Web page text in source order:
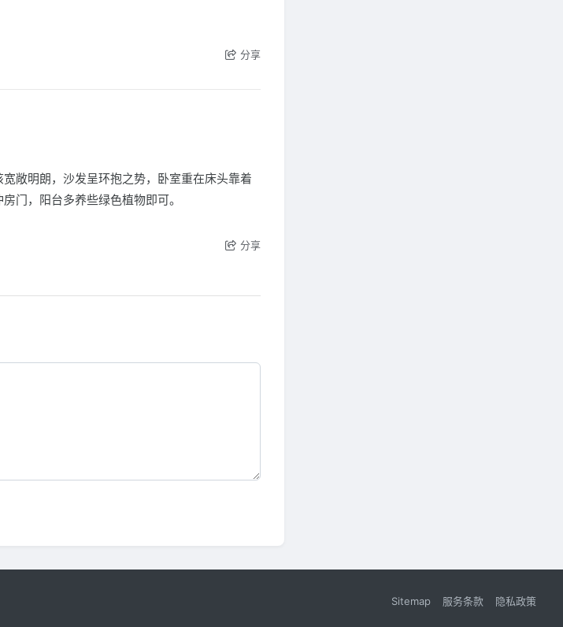
分享
敞明朗，沙发呈环抱之势，卧室重在床头靠着
门，阳台多养些绿色植物即可。
分享
Sitemap 服务条款 隐私政策